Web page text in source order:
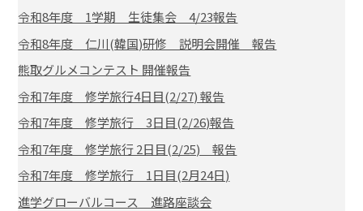
令和8年度 1学期 生徒集会 4/23報告
令和8年度 仁川(韓国)研修 説明会開催 報告
熊取グルメコンテスト 開催報告
令和7年度 修学旅行4日目(2/27) 報告
令和7年度 修学旅行 3日目(2/26)報告
令和7年度 修学旅行 2日目(2/25) 報告
令和7年度 修学旅行 1日目(2月24日)
進学グローバルコース 進路座談会